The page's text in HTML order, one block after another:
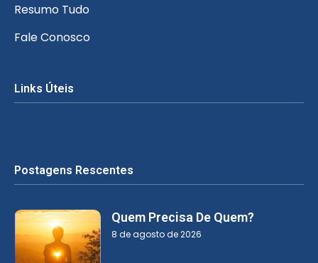
Resumo Tudo
Fale Conosco
Links Úteis
Postagens Rescentes
Quem Precisa De Quem?
8 de agosto de 2026